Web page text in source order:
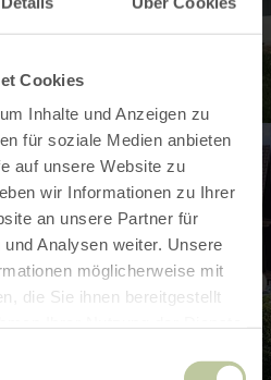
Cookies
Inhalte und Anzeigen zu
für soziale Medien anbieten
auf unsere Website zu
wir Informationen zu Ihrer
an unsere Partner für
Analysen weiter. Unsere
möglicherweise mit
die Sie ihnen bereitgestellt